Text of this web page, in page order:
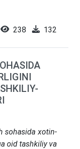
rivojlantirish
va investitsion
erishishda
va yuqori
olingan.
shakllantiriladi.
ahamiyatga
238 132
sohasida xotin-
oid tashkiliy va